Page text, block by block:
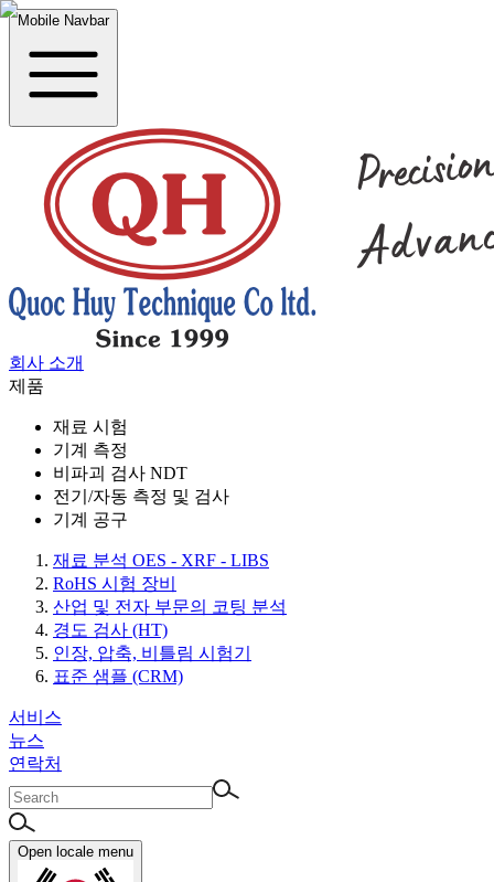
Mobile Navbar
회사 소개
제품
재료 시험
기계 측정
비파괴 검사 NDT
전기/자동 측정 및 검사
기계 공구
재료 분석 OES - XRF - LIBS
RoHS 시험 장비
산업 및 전자 부문의 코팅 분석
경도 검사 (HT)
인장, 압축, 비틀림 시험기
표준 샘플 (CRM)
서비스
뉴스
연락처
Open locale menu